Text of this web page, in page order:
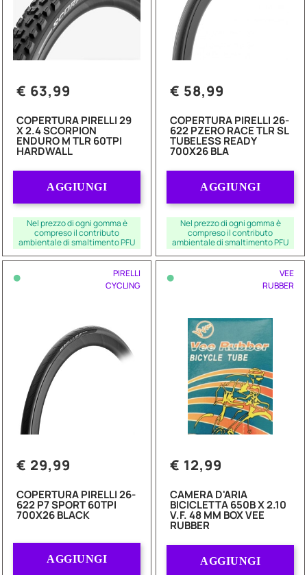
€ 63,99
COPERTURA PIRELLI 29
X 2.4 SCORPION
ENDURO M TLR 60TPI
HARDWALL
AGGIUNGI
Nel prezzo di ogni gomma è
compreso il contributo
ambientale di smaltimento PFU
€ 58,99
COPERTURA PIRELLI 26-
622 PZERO RACE TLR SL
TUBELESS READY
700X26 BLA
AGGIUNGI
Nel prezzo di ogni gomma è
compreso il contributo
ambientale di smaltimento PFU
•
PIRELLI
CYCLING
€ 29,99
COPERTURA PIRELLI 26-
622 P7 SPORT 60TPI
700X26 BLACK
AGGIUNGI
•
VEE
RUBBER
€ 12,99
CAMERA D'ARIA
BICICLETTA 650B X 2.10
V.F. 48 MM BOX VEE
RUBBER
AGGIUNGI